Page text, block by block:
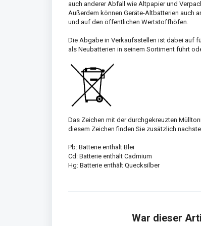
auch anderer Abfall wie Altpapier und
Außerdem können Geräte-Altbatterien auch
und auf den öffentlichen Wertstoffhöfen.
Die Abgabe in Verkaufsstellen ist dabei auf
als Neubatterien in seinem Sortiment führt
Das Zeichen mit der durchgekreuzten
diesem Zeichen finden Sie zusätzlich
Pb: Batterie enthält Blei
Cd: Batterie enthält Cadmium
Hg: Batterie enthält Quecksilber
War dieser